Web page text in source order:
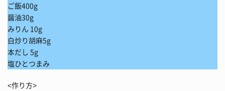
ご飯400g
醤油30g
みりん 10g
白炒り胡麻5g
本だし 5g
塩ひとつまみ
<作り方>